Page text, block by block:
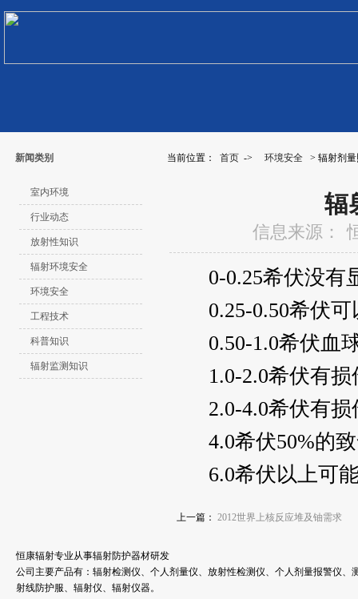
新闻类别 当前位置： 首页 -> 环境安全 > 辐射剂
室内环境
行业动态
放射性知识
辐射环境安全
环境安全
工程技术
科普知识
辐射监测知识
辐
信息来源：
0-0.25希伏没有
0.25-0.50希伏可
0.50-1.0希伏血
1.0-2.0希伏有损
2.0-4.0希伏有损
4.0希伏50%的
6.0希伏以上可
上一篇： 2012世界上核反应堆及铀需求
恒康辐射专业从事辐射防护器材研发
公司主要产品有：辐射检测仪、个人剂量仪、放射性检测仪、个人剂量报警仪
射线防护服、辐射仪、辐射仪器。